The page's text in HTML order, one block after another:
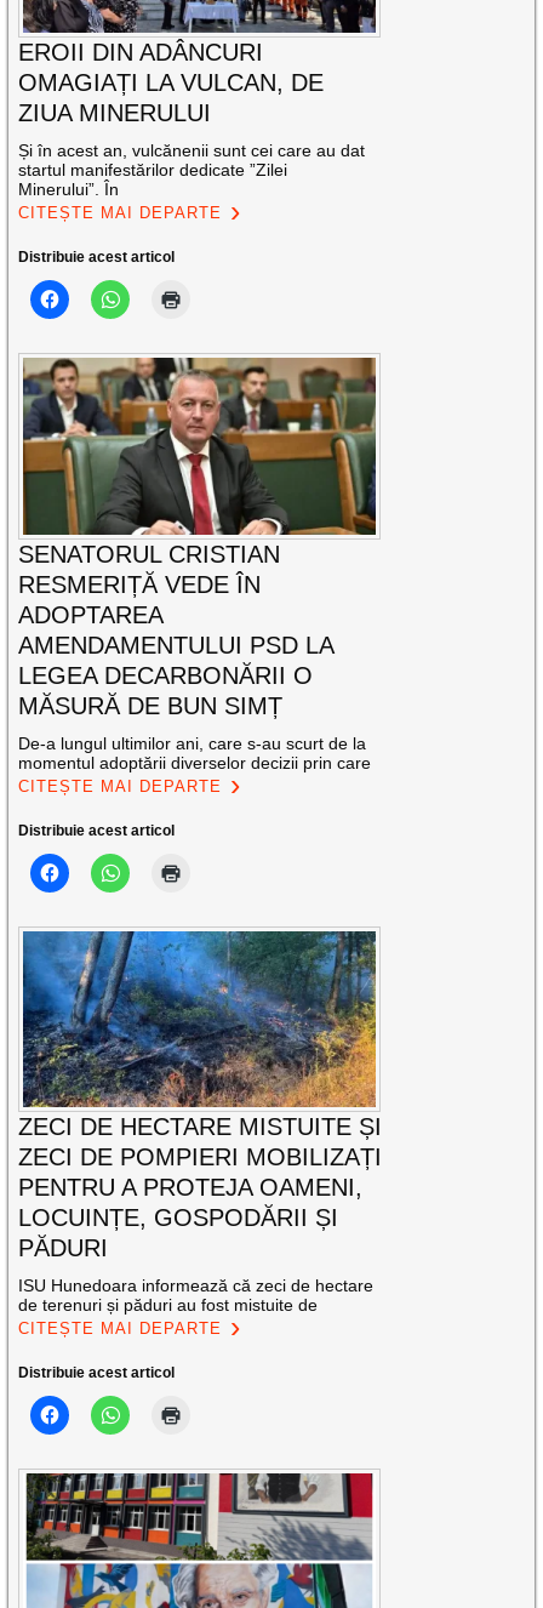
EROII DIN ADÂNCURI
OMAGIAȚI LA VULCAN, DE
ZIUA MINERULUI
Și în acest an, vulcănenii sunt cei care au dat
startul manifestărilor dedicate ”Zilei
Minerului”. În
CITEȘTE MAI DEPARTE
Distribuie acest articol
SENATORUL CRISTIAN
RESMERIȚĂ VEDE ÎN
ADOPTAREA
AMENDAMENTULUI PSD LA
LEGEA DECARBONĂRII O
MĂSURĂ DE BUN SIMȚ
De-a lungul ultimilor ani, care s-au scurt de la
momentul adoptării diverselor decizii prin care
CITEȘTE MAI DEPARTE
Distribuie acest articol
ZECI DE HECTARE MISTUITE ȘI
ZECI DE POMPIERI MOBILIZAȚI
PENTRU A PROTEJA OAMENI,
LOCUINȚE, GOSPODĂRII ȘI
PĂDURI
ISU Hunedoara informează că zeci de hectare
de terenuri și păduri au fost mistuite de
CITEȘTE MAI DEPARTE
Distribuie acest articol